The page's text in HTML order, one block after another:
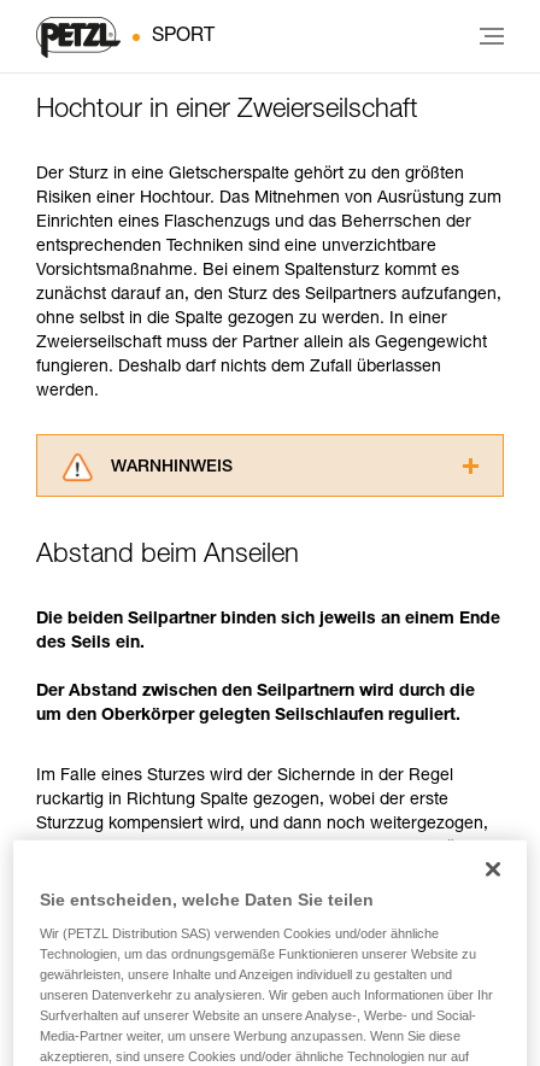
SPORT
Hochtour in einer Zweierseilschaft
Der Sturz in eine Gletscherspalte gehört zu den größten
Risiken einer Hochtour. Das Mitnehmen von Ausrüstung zum
Einrichten eines Flaschenzugs und das Beherrschen der
entsprechenden Techniken sind eine unverzichtbare
Vorsichtsmaßnahme. Bei einem Spaltensturz kommt es
zunächst darauf an, den Sturz des Seilpartners aufzufangen,
ohne selbst in die Spalte gezogen zu werden. In einer
Zweierseilschaft muss der Partner allein als Gegengewicht
fungieren. Deshalb darf nichts dem Zufall überlassen
werden.
WARNHINWEIS
aufmerksam durch, bevor Sie diesen zu Rate
verstehen zu können, müssen Sie zuerst die in
der Gebrauchsanweisung enthaltenen
Die Beherrschung dieser Techniken setzt eine
entsprechende Ausbildung und ein spezielles
Training voraus. Prüfen Sie zusammen mit
Vorgang alleine sicher zu wiederholen, bevor
Sie ihn eigenständig durchführen.
Wir geben Beispiele für die mit Ihrer Aktivität
beschrieben werden.
Abstand beim Anseilen
Die beiden Seilpartner binden sich jeweils an einem Ende
des Seils ein.
Der Abstand zwischen den Seilpartnern wird durch die
um den Oberkörper gelegten Seilschlaufen reguliert.
Im Falle eines Sturzes wird der Sichernde in der Regel
ruckartig in Richtung Spalte gezogen, wobei der erste
Sturzzug kompensiert wird, und dann noch weitergezogen,
zwischen dem Sichernden und der Gletscherspalte
Der Seilabstand ermöglicht es, die Gefahr eines
Spaltensturzes auf einen Seilpartner zu beschränken und
über einen ausreichenden Spielraum zum Halten des
Sturzes zu verfügen.
Sie entscheiden, welche Daten Sie teilen
Wir (PETZL Distribution SAS) verwenden Cookies und/oder ähnliche
Technologien, um das ordnungsgemäße Funktionieren unserer Website zu
gewährleisten, unsere Inhalte und Anzeigen individuell zu gestalten und
unseren Datenverkehr zu analysieren. Wir geben auch Informationen über Ihr
Surfverhalten auf unserer Website an unsere Analyse-, Werbe- und Social-
Media-Partner weiter, um unsere Werbung anzupassen. Wenn Sie diese
akzeptieren, sind unsere Cookies und/oder ähnliche Technologien nur auf